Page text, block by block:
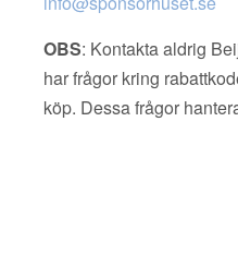
OBS: Kontakta aldrig
har frågor kring
köp. Dessa frågor